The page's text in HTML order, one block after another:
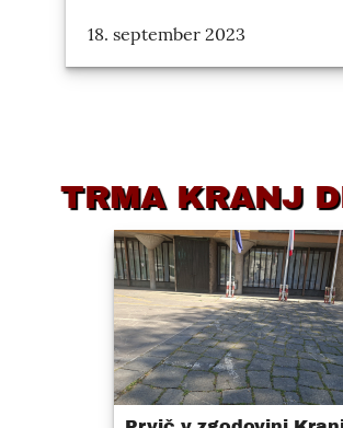
18. september 2023
TRMA KRANJ